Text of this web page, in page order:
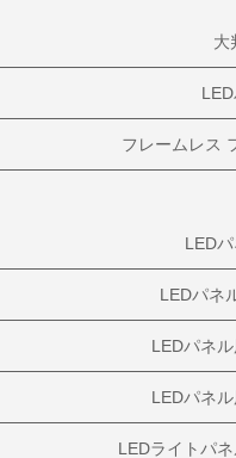
大
フレームレス
LED
LEDパネ
LEDパネ
LEDパネ
LEDライトパ